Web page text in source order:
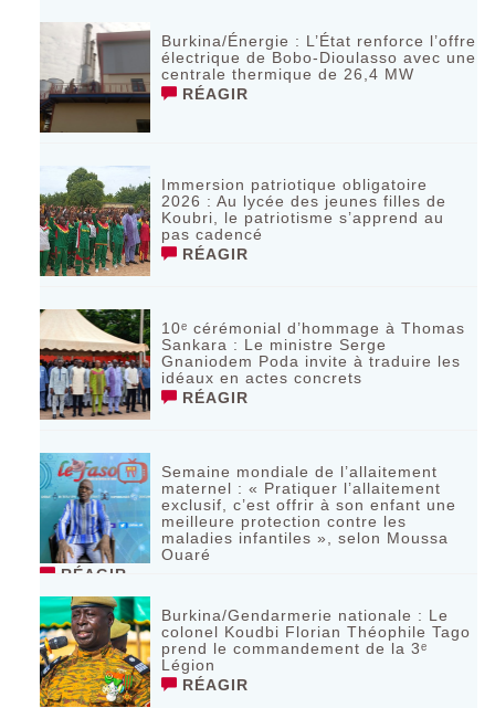
Burkina/Énergie : L’État renforce l’offre
électrique de Bobo-Dioulasso avec une
centrale thermique de 26,4 MW
RÉAGIR
Immersion patriotique obligatoire
2026 : Au lycée des jeunes filles de
Koubri, le patriotisme s’apprend au
pas cadencé
RÉAGIR
10ᵉ cérémonial d’hommage à Thomas
Sankara : Le ministre Serge
Gnaniodem Poda invite à traduire les
idéaux en actes concrets
RÉAGIR
Semaine mondiale de l’allaitement
maternel : « Pratiquer l’allaitement
exclusif, c’est offrir à son enfant une
meilleure protection contre les
maladies infantiles », selon Moussa
Ouaré
RÉAGIR
Burkina/Gendarmerie nationale : Le
colonel Koudbi Florian Théophile Tago
prend le commandement de la 3ᵉ
Légion
RÉAGIR